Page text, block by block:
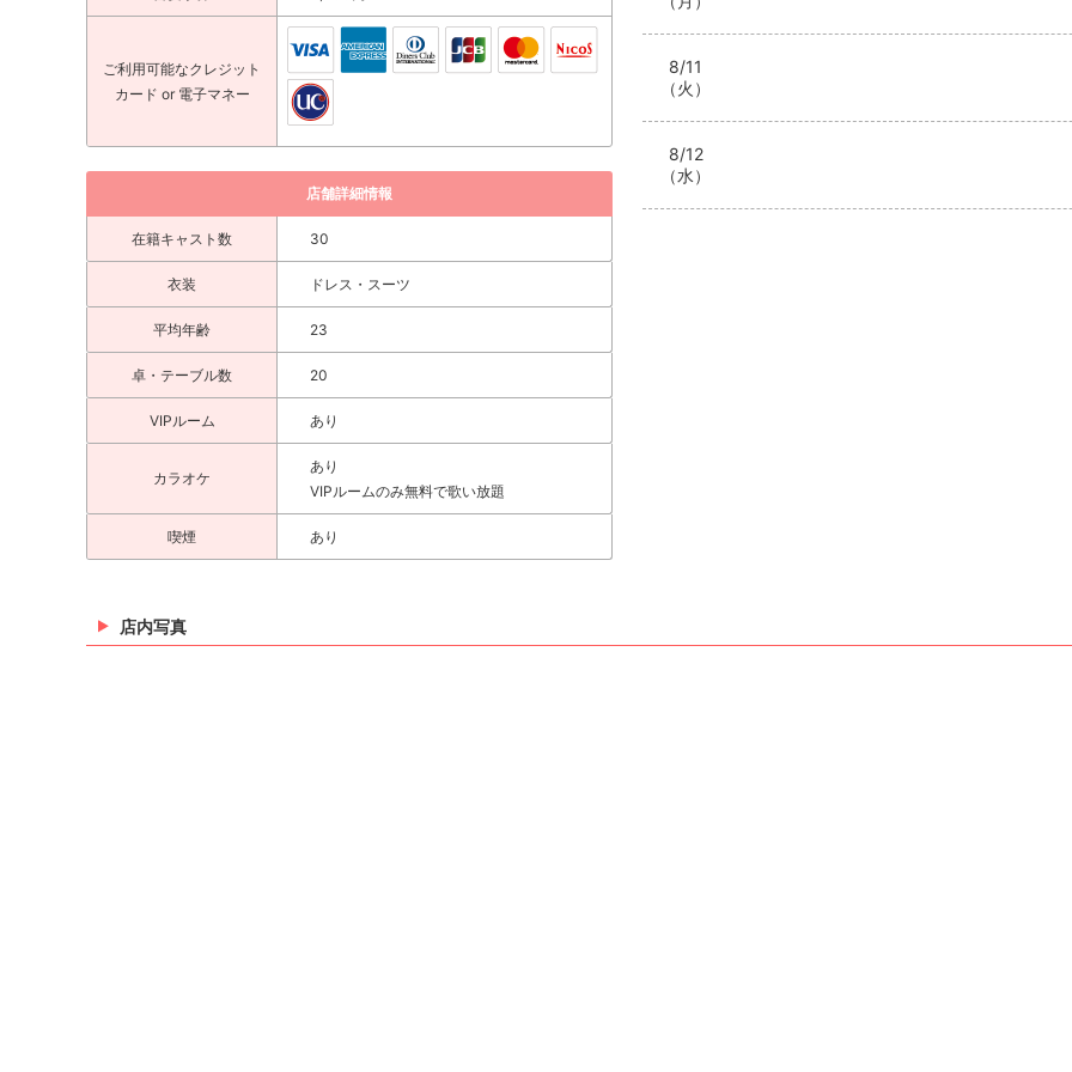
8/11
（火）
8/12
（水）
ご利用可能なクレジット
カード or 電子マネー
店舗詳細情報
在籍キャスト数 30
衣装 ドレス・スーツ
平均年齢 23
卓・テーブル数 20
VIPルーム あり
カラオケ
あり
VIPルームのみ無料で歌い放題
喫煙 あり
店内写真